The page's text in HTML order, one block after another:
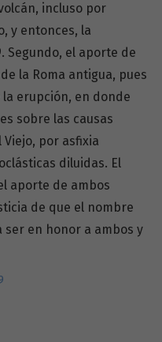
incluso por
y entonces, la
Segundo, el aporte de
la Roma antigua, pues
erupción, en donde
sobre las causas
por asfixia
diluidas. El
aporte de ambos
de que el nombre
ser en honor a ambos y